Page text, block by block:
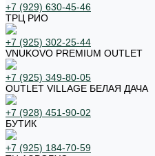
+7 (929) 630-45-46
ТРЦ РИО
+7 (925) 302-25-44
VNUKOVO PREMIUM OUTLET
+7 (925) 349-80-05
OUTLET VILLAGE БЕЛАЯ ДАЧА
+7 (928) 451-90-02
БУТИК
+7 (925) 184-70-59